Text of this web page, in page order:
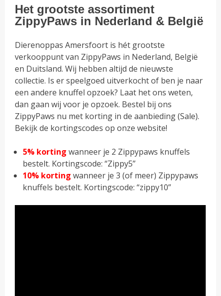
heeft
meerdere
variaties.
Deze
optie
kan
gekozen
worden
op
de
productpagina
Het grootste assortiment
ZippyPaws in Nederland & België
Dierenoppas Amersfoort is hét grootste
verkooppunt van ZippyPaws in Nederland, België
en Duitsland. Wij hebben altijd de nieuwste
collectie. Is er speelgoed uitverkocht of ben je naar
een andere knuffel opzoek? Laat het ons weten,
dan gaan wij voor je opzoek. Bestel bij ons
ZippyPaws nu met korting in de aanbieding (Sale).
Bekijk de kortingscodes op onze website!
5% korting wanneer je 2 Zippypaws knuffels
bestelt. Kortingscode: “Zippy5”
10% korting wanneer je 3 (of meer) Zippypaws
knuffels bestelt. Kortingscode: “zippy10”